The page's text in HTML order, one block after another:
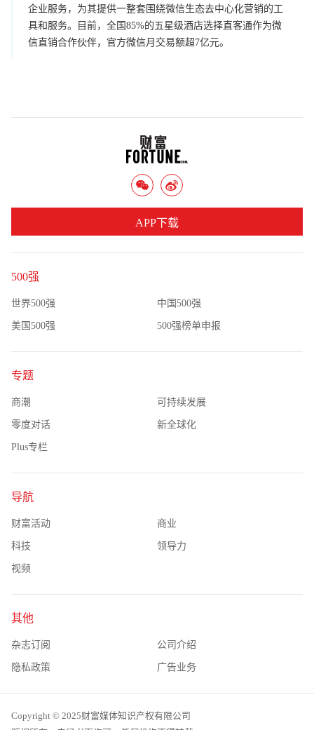
企业服务，为其提供一整套围绕微信生态去中心化营销的工
具和服务。目前，全国85%的五星级酒店选择直客通作为微
信直销合作伙伴，官方微信月交易额超7亿元。
500强
世界500强 中国500强
美国500强 500强榜单申报
专题
商潮 可持续发展
零度对话 新全球化
Plus专栏
导航
财富活动 商业
科技 领导力
视频
其他
杂志订阅 公司介绍
隐私政策 广告业务
APP下载
Copyright © 2025财富媒体知识产权有限公司